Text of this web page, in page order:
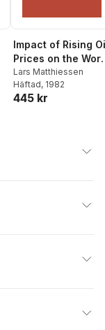
Impact of Rising
Prices on the
Economy
Lars Matthiessen
Häftad, 1982
445 kr